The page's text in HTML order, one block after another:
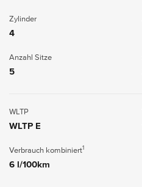
Zylinder
4
Anzahl Sitze
5
WLTP
WLTP E
Verbrauch kombiniert1
6 l/100km